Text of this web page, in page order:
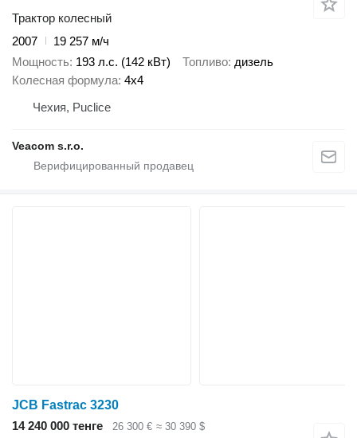
Трактор колесный
2007
19 257 м/ч
Мощность 193 л.с. (142 кВт) Топливо дизель
Колесная формула 4x4
Чехия, Puclice
Veacom s.r.o.
JCB Fastrac 3230
14 240 000 тенге
26 300 € ≈ 30 390 $